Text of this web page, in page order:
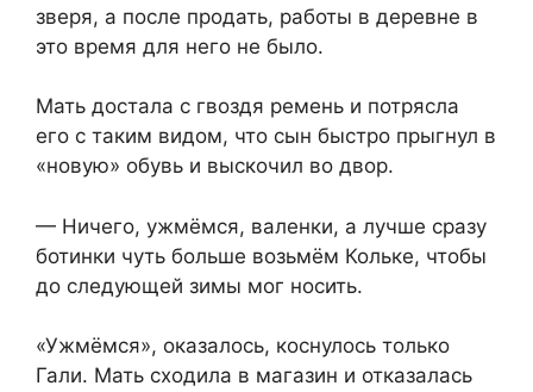
зверя, а после продать, работы в деревне в
это время для него не было.
Мать достала с гвоздя ремень и потрясла
его с таким видом, что сын быстро прыгнул в
«новую» обувь и выскочил во двор.
— Ничего, ужмёмся, валенки, а лучше сразу
ботинки чуть больше возьмём Кольке, чтобы
до следующей зимы мог носить.
«Ужмёмся», оказалось, коснулось только
Гали. Мать сходила в магазин и отказалась